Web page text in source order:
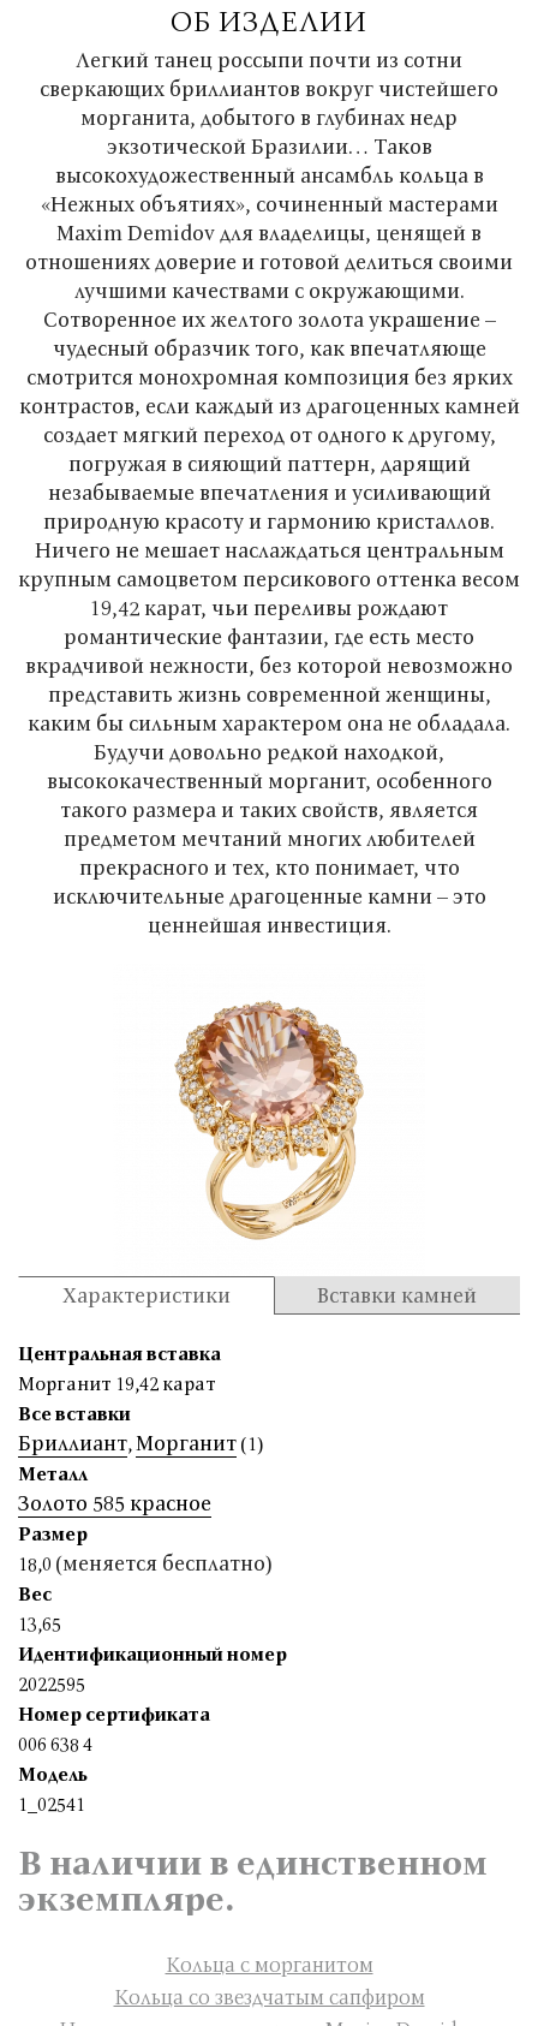
ОБ ИЗДЕЛИИ
Легкий танец россыпи почти из сотни
сверкающих бриллиантов вокруг чистейшего
морганита, добытого в глубинах недр
экзотической Бразилии… Таков
высокохудожественный ансамбль кольца в
«Нежных объятиях», сочиненный мастерами
Maxim Demidov для владелицы, ценящей в
отношениях доверие и готовой делиться своими
лучшими качествами с окружающими.
Сотворенное их желтого золота украшение –
чудесный образчик того, как впечатляюще
смотрится монохромная композиция без ярких
контрастов, если каждый из драгоценных камней
создает мягкий переход от одного к другому,
погружая в сияющий паттерн, дарящий
незабываемые впечатления и усиливающий
природную красоту и гармонию кристаллов.
Ничего не мешает наслаждаться центральным
крупным самоцветом персикового оттенка весом
19,42 карат, чьи переливы рождают
романтические фантазии, где есть место
вкрадчивой нежности, без которой невозможно
представить жизнь современной женщины,
каким бы сильным характером она не обладала.
Будучи довольно редкой находкой,
высококачественный морганит, особенного
такого размера и таких свойств, является
предметом мечтаний многих любителей
прекрасного и тех, кто понимает, что
исключительные драгоценные камни – это
ценнейшая инвестиция.
Характеристики Вставки камней
Центральная вставка
Морганит 19,42 карат
Все вставки
Бриллиант,Морганит (1)
Металл
Золото 585 красное
Размер
18,0 (меняется бесплатно)
Вес
13,65
Идентификационный номер
2022595
Номер сертификата
006 638 4
Модель
1_02541
В наличии в единственном
экземпляре.
Кольца с морганитом
Кольца со звездчатым сапфиром